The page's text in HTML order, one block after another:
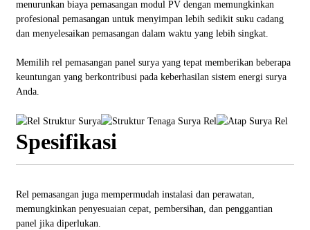
menurunkan biaya pemasangan modul PV dengan memungkinkan
profesional pemasangan untuk menyimpan lebih sedikit suku cadang
dan menyelesaikan pemasangan dalam waktu yang lebih singkat.
Memilih rel pemasangan panel surya yang tepat memberikan beberapa
keuntungan yang berkontribusi pada keberhasilan sistem energi surya
Anda.
Spesifikasi
Rel pemasangan juga mempermudah instalasi dan perawatan,
memungkinkan penyesuaian cepat, pembersihan, dan penggantian
panel jika diperlukan.